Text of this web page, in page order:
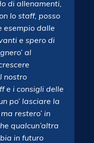
di allenamenti,
lo staff, posso
esempio dalle
e spero di
al
nostro
e i consigli delle
po’ lasciare la
restero’ in
qualcun’altra
in futuro